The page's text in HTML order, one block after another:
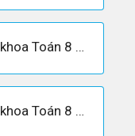
Giải bài 11 trang 8- Sách giáo khoa Toán 8 tập 1
Giải bài 12 trang 8- Sách giáo khoa Toán 8 tập 1